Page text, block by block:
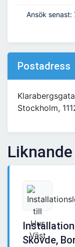
Ansök
Postadress
Stockholm,
Skövde,